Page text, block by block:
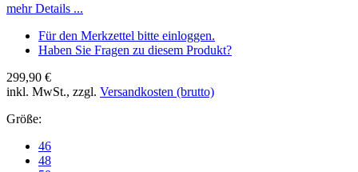
mehr Details ...
Für den Merkzettel bitte einloggen.
Haben Sie Fragen zu diesem Produkt?
299,90 €
inkl. MwSt., zzgl. Versandkosten (brutto)
Größe:
46
48